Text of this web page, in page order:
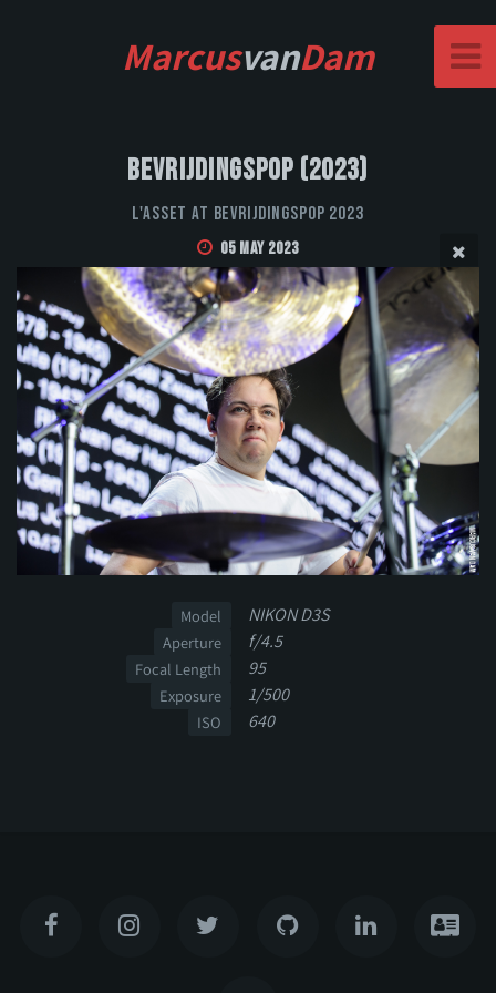
MarcusvanDam
Bevrijdingspop (2023)
L'Asset at Bevrijdingspop 2023
05 May 2023
Model NIKON D3S
Aperture f/4.5
Focal Length 95
Exposure 1/500
ISO 640